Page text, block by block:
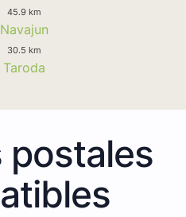
45.9 km
Navajun
30.5 km
Taroda
postales